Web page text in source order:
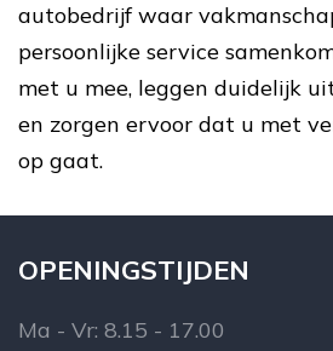
autobedrijf waar
persoonlijke service
met u mee, leggen duidelijk
en zorgen ervoor dat u met
op gaat.
OPENINGSTIJDEN
Ma - Vr: 8.15 - 17.00